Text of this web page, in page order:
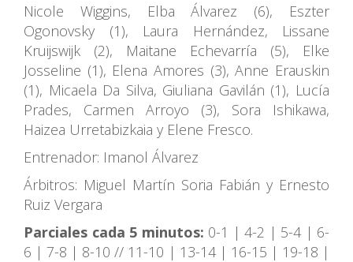
Nicole Wiggins, Elba Álvarez (6), Eszter
Ogonovsky (1), Laura Hernández, Lissane
Kruijswijk (2), Maitane Echevarría (5), Elke
Josseline (1), Elena Amores (3), Anne Erauskin
(1), Micaela Da Silva, Giuliana Gavilán (1), Lucía
Prades, Carmen Arroyo (3), Sora Ishikawa,
Haizea Urretabizkaia y Elene Fresco.
Entrenador: Imanol Álvarez
Árbitros: Miguel Martín Soria Fabián y Ernesto
Ruiz Vergara
Parciales cada 5 minutos: 0-1 | 4-2 | 5-4 | 6-
6 | 7-8 | 8-10 // 11-10 | 13-14 | 16-15 | 19-18 |